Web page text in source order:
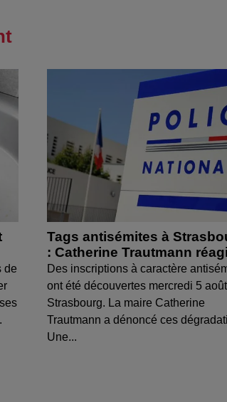
de
Tags antisémites à
: Catherine Trautmann
Des inscriptions à caractère
ont été découvertes mercredi 5
Strasbourg. La maire Catherine
Trautmann a dénoncé ces
Une...